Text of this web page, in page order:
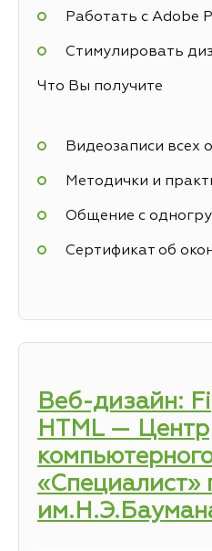
Работать с Adobe
Стимулировать
Что Вы получите
Видеозаписи всех
Методички и
Общение с
Сертификат об
Веб-дизайн:
HTML — Центр